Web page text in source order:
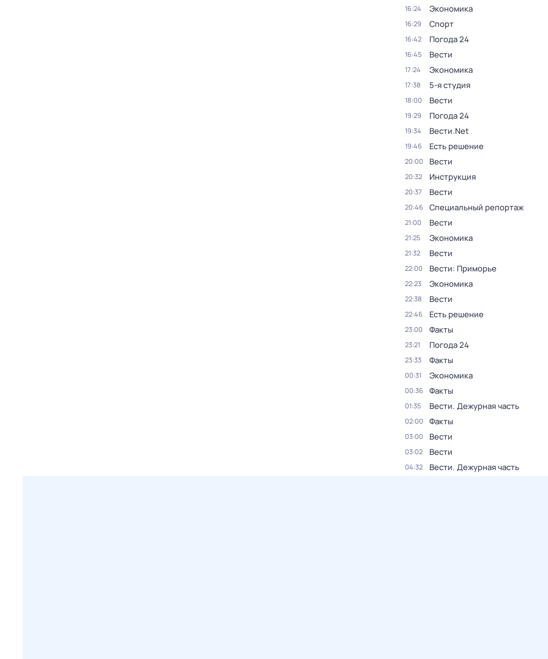
16:24 Экономика
16:29 Спорт
16:42 Погода 24
16:45 Вести
17:24 Экономика
17:38 5-я студия
18:00 Вести
19:29 Погода 24
19:34 Вести.Net
19:46 Есть решение
20:00 Вести
20:32 Инструкция
20:37 Вести
20:46 Специальный репортаж
21:00 Вести
21:25 Экономика
21:32 Вести
22:00 Вести: Приморье
22:23 Экономика
22:38 Вести
22:46 Есть решение
23:00 Факты
23:21 Погода 24
23:33 Факты
00:31 Экономика
00:36 Факты
01:35 Вести. Дежурная часть
02:00 Факты
03:00 Вести
03:02 Вести
04:32 Вести. Дежурная часть